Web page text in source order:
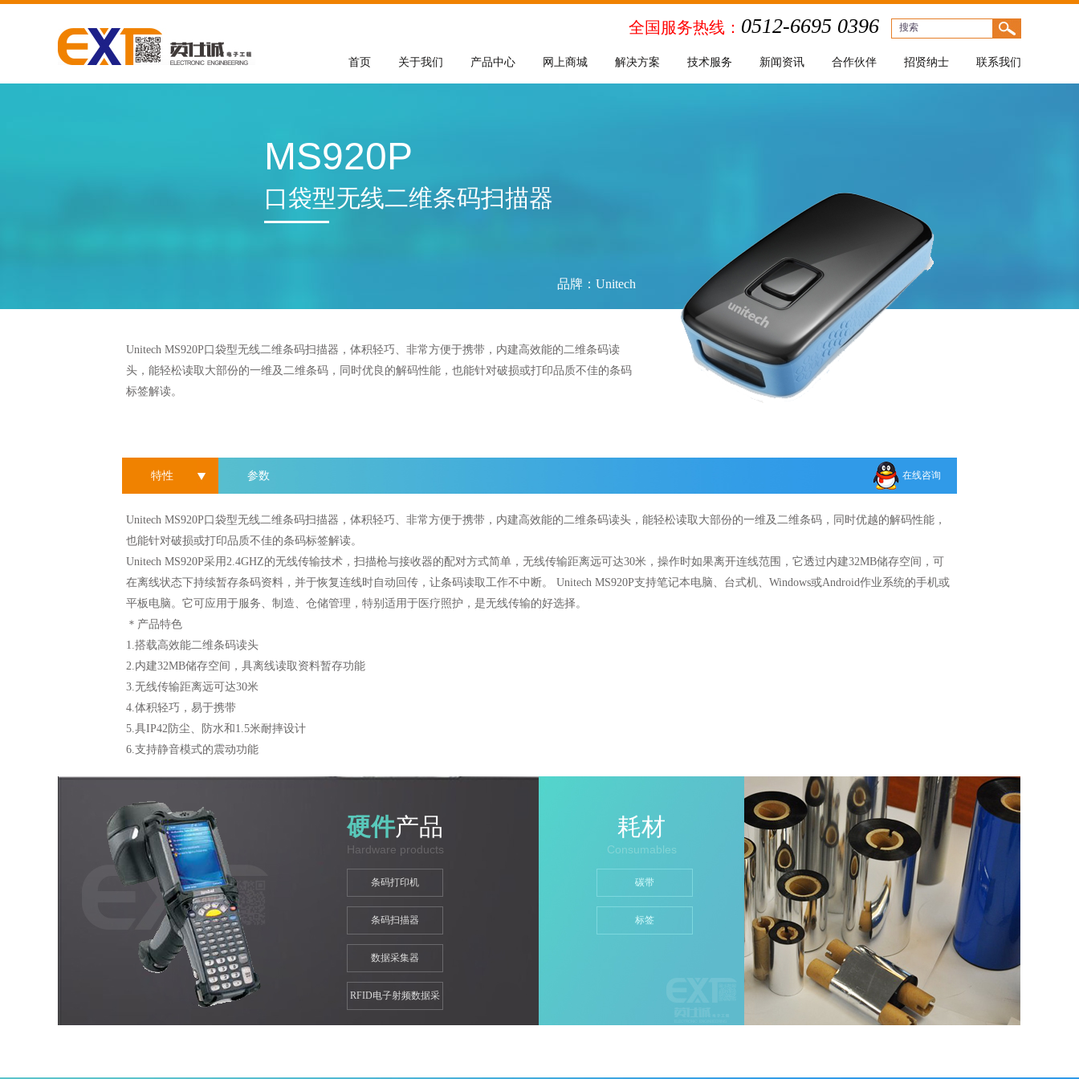
全国服务热线： 0512-6695 0396
联系我们
招贤纳士
合作伙伴
新闻资讯
技术服务
解决方案
网上商城
产品中心
关于我们
首页
MS920P
口袋型无线二维条码扫描器
品牌：Unitech
Unitech MS920P口袋型无线二维条码扫描器，体积轻巧、非常方便于携带，内建高效能的二维条码读
头，能轻松读取大部份的一维及二维条码，同时优良的解码性能，也能针对破损或打印品质不佳的条码
标签解读。
特性 参数 在线咨询
Unitech MS920P口袋型无线二维条码扫描器，体积轻巧、非常方便于携带，内建高效能的二维条码读头，能轻松读取大部份的一维及二维条码，同时优越的解码性能，
也能针对破损或打印品质不佳的条码标签解读。
Unitech MS920P采用2.4GHZ的无线传输技术，扫描枪与接收器的配对方式简单，无线传输距离远可达30米，操作时如果离开连线范围，它透过内建32MB储存空间，可
在离线状态下持续暂存条码资料，并于恢复连线时自动回传，让条码读取工作不中断。 Unitech MS920P支持笔记本电脑、台式机、Windows或Android作业系统的手机或
平板电脑。它可应用于服务、制造、仓储管理，特别适用于医疗照护，是无线传输的好选择。
＊产品特色
1.搭载高效能二维条码读头
2.内建32MB储存空间，具离线读取资料暂存功能
3.无线传输距离远可达30米
4.体积轻巧，易于携带
5.具IP42防尘、防水和1.5米耐摔设计
6.支持静音模式的震动功能
硬件产品
Hardware products
条码打印机
条码扫描器
数据采集器
RFID电子射频数据采
耗材
Consumables
碳带
标签